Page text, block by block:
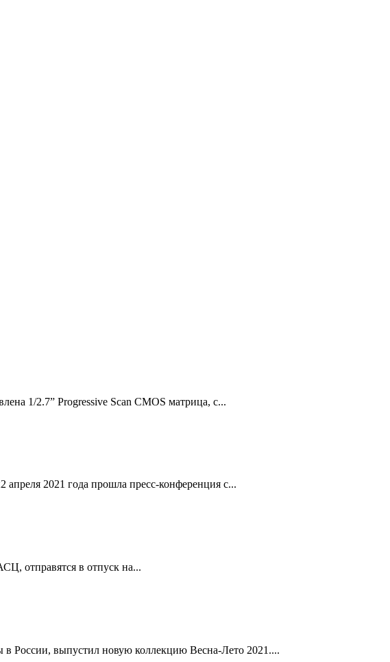
1/2.7” Progressive Scan CMOS матрица, с...
2021 года прошла пресс-конференция с...
отправятся в отпуск на...
России, выпустил новую коллекцию Весна-Лето 2021....